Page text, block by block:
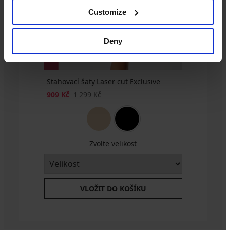
Customize
Deny
Stahovací šaty Laser cut Exclusive
909 Kč 1 299 Kč
Zvolte velikost
VLOŽIT DO KOŠÍKU